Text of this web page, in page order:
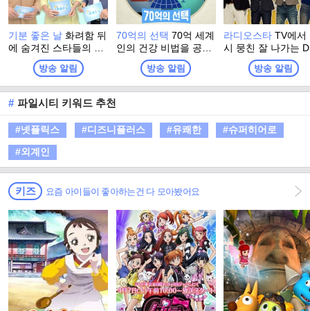
기분 좋은 날화려함 뒤
에 숨겨진 스타들의 진
솔한 이야기와 이색 명
소에서 펼쳐지는 스타
들의 특별한 체험. 그리
고 유쾌한 강의, 기분
좋은 정보! 웃음과 눈물
이 함께하는 명강의와
생활에 유익한 다양한
정보가 함께 하는 프로
그램
방송 알림
70억의 선택 70억 세계
인의 건강 비법을 공유
하는 시간 세계인이 보
내는 건강 시그널!
방송 알림
라디오스타TV에서
시 뭉친 잘 나가는
들. 라디오에는 '보
라디오'가, TV에는 '
리는 TV' <라디오스
방송 알림
# 파일시티 키워드 추천
#넷플릭스 #디즈니플러스 #유쾌한
#슈퍼히어로
#외계인
키즈 요즘 아이들이 좋아하는건 다 모아봤어요